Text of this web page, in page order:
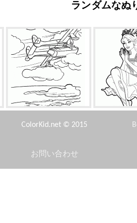
ランダムなぬ
海のアヒルのフライト カ
ColorKid.net © 2015
お問い合わせ